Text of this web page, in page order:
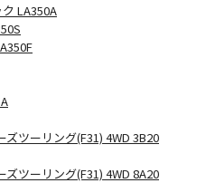
LA350A
ツーリング(F31) 4WD 3B20
ツーリング(F31) 4WD 8A20